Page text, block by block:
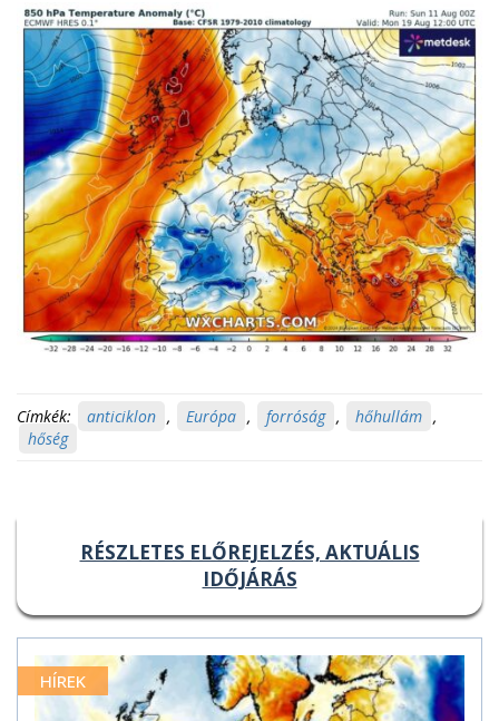
Címkék: anticiklon , Európa , forróság , hőhullám ,
hőség
RÉSZLETES ELŐREJELZÉS, AKTUÁLIS
IDŐJÁRÁS
HÍREK